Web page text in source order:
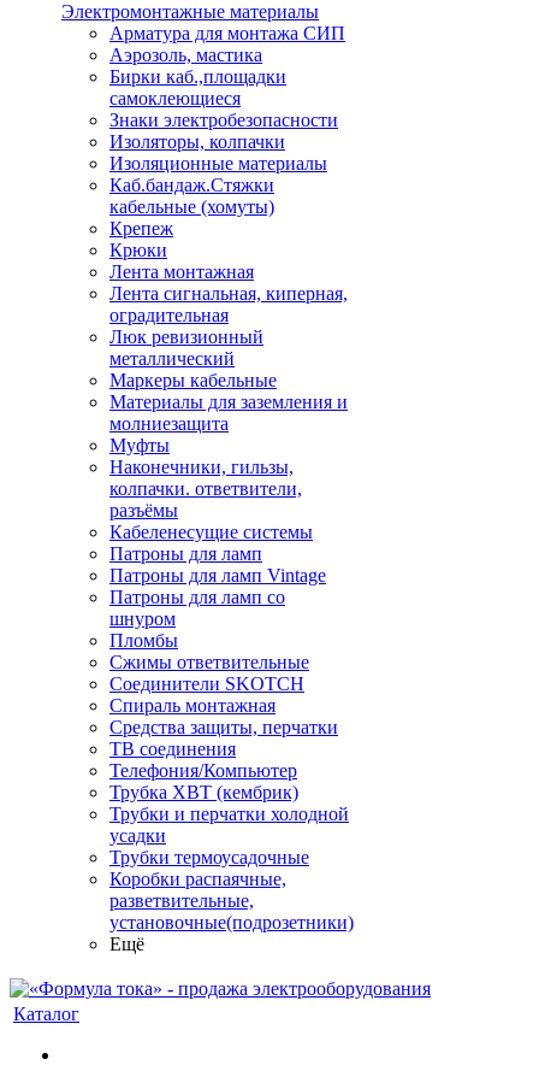
Электромонтажные материалы
Арматура для монтажа СИП
Аэрозоль, мастика
Бирки каб.,площадки
самоклеющиеся
Знаки электробезопасности
Изоляторы, колпачки
Изоляционные материалы
Каб.бандаж.Стяжки
кабельные (хомуты)
Крепеж
Крюки
Лента монтажная
Лента сигнальная, киперная,
оградительная
Люк ревизионный
металлический
Маркеры кабельные
Материалы для заземления и
молниезащита
Муфты
Наконечники, гильзы,
колпачки. ответвители,
разъёмы
Кабеленесущие системы
Патроны для ламп
Патроны для ламп Vintage
Патроны для ламп со
шнуром
Пломбы
Сжимы ответвительные
Соединители SKOTCH
Спираль монтажная
Средства защиты, перчатки
ТВ соединения
Телефония/Компьютер
Трубка ХВТ (кембрик)
Трубки и перчатки холодной
усадки
Трубки термоусадочные
Коробки распаячные,
разветвительные,
установочные(подрозетники)
Ещё
Каталог